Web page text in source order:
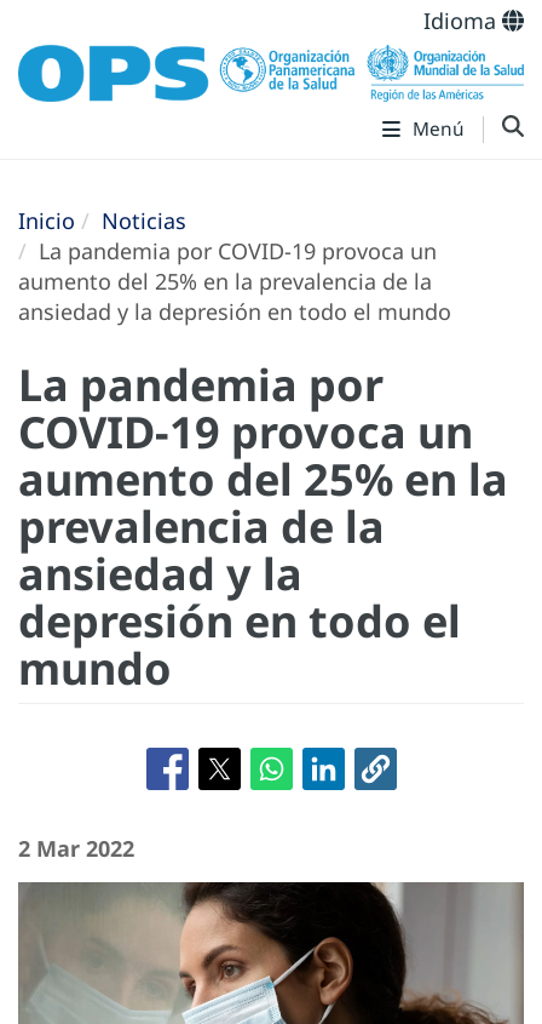
Idioma
Menú
Inicio
Noticias
La pandemia por COVID-19 provoca un
aumento del 25% en la prevalencia de la
ansiedad y la depresión en todo el mundo
La pandemia por
COVID-19 provoca un
aumento del 25% en la
prevalencia de la
ansiedad y la
depresión en todo el
mundo
2 Mar 2022